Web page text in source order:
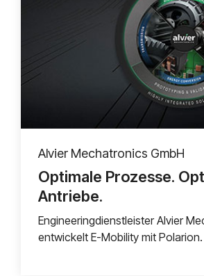
Alvier Mechatronics GmbH
Optimale Prozesse.
Antriebe.
Engineeringdienstleister Alvier
entwickelt E-Mobility mit Polarion.